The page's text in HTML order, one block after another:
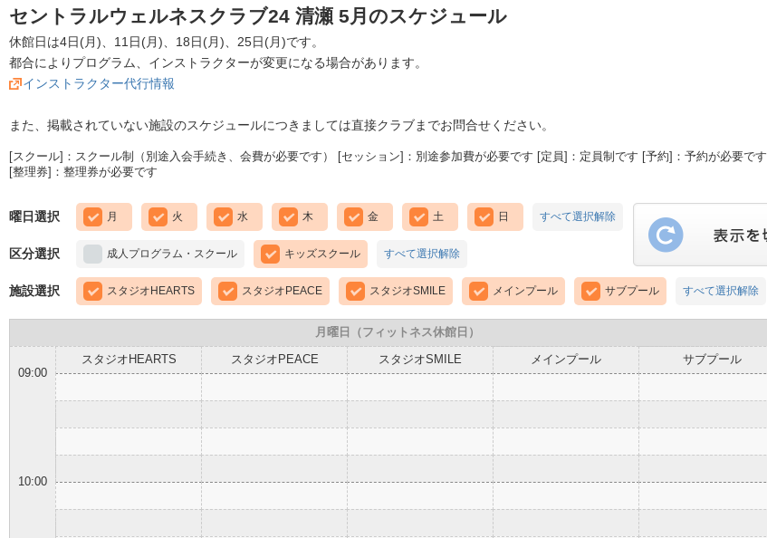
セントラルウェルネスクラブ24 清瀬 5月のスケジュール
休館日は4日(月)、11日(月)、18日(月)、25日(月)です。
都合によりプログラム、インストラクターが変更になる場合があります。
インストラクター代行情報
また、掲載されていない施設のスケジュールにつきましては直接クラブまでお問合せください。
[スクール]：スクール制（別途入会手続き、会費が必要です） [セッション]：別途参加費が必要です [定員]：定員制です [予約]：予約が必要です
[整理券]：整理券が必要です
曜日選択 月 火 水 木 金 土 日 すべて選択解除
区分選択 成人プログラム・スクール キッズスクール すべて選択解除
施設選択 スタジオHEARTS スタジオPEACE スタジオSMILE メインプール サブプール すべて選択解除
月曜日（フィットネス休館日）
スタジオHEARTS スタジオPEACE スタジオSMILE メインプール
サブプール
09:00
10:00